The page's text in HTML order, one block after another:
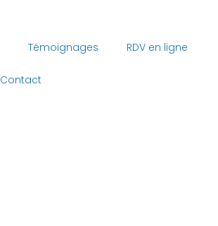
Témoignages RDV en ligne
Contact